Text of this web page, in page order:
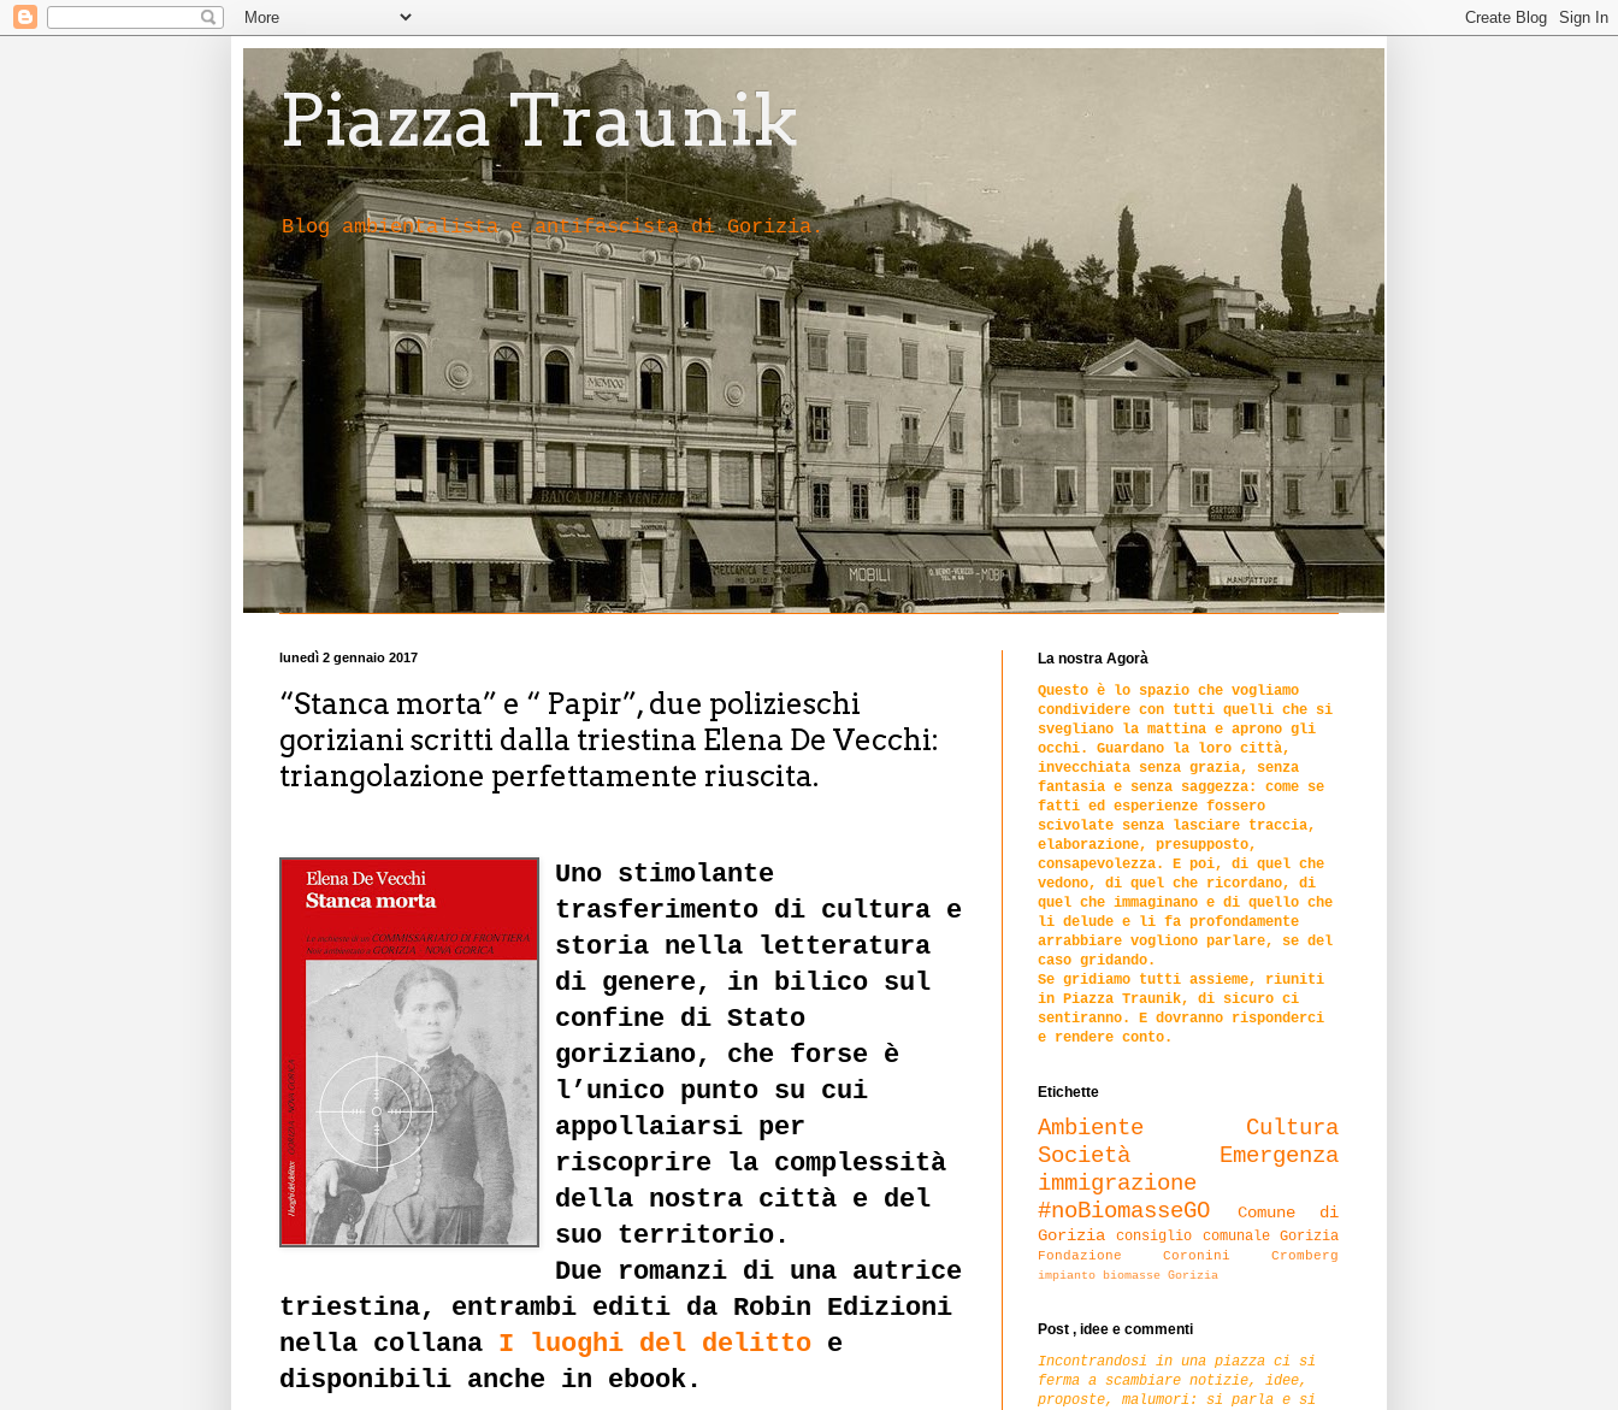
Piazza Traunik
Blog ambientalista e antifascista di Gorizia.
lunedì 2 gennaio 2017
“Stanca morta” e “ Papir”, due polizieschi
goriziani scritti dalla triestina Elena De Vecchi:
triangolazione perfettamente riuscita.
Uno stimolante
trasferimento di cultura e
storia nella letteratura
di genere, in bilico sul
confine di Stato
goriziano, che forse è
l’unico punto su cui
appollaiarsi per
riscoprire la complessità
della nostra città e del
suo territorio.
Due romanzi di una autrice
triestina, entrambi editi da Robin Edizioni
nella collana I luoghi del delitto e
disponibili anche in ebook.
La nostra Agorà
Questo è lo spazio che vogliamo
condividere con tutti quelli che si
svegliano la mattina e aprono gli
occhi. Guardano la loro città,
invecchiata senza grazia, senza
fantasia e senza saggezza: come se
fatti ed esperienze fossero
scivolate senza lasciare traccia,
elaborazione, presupposto,
consapevolezza. E poi, di quel che
vedono, di quel che ricordano, di
quel che immaginano e di quello che
li delude e li fa profondamente
arrabbiare vogliono parlare, se del
caso gridando.
Se gridiamo tutti assieme, riuniti
in Piazza Traunik, di sicuro ci
sentiranno. E dovranno risponderci
e rendere conto.
Etichette
Ambiente
Cultura
Società
Emergenza
immigrazione
#noBiomasseGO
Comune di
Gorizia
consiglio comunale Gorizia
Fondazione Coronini Cromberg
impianto biomasse Gorizia
Post , idee e commenti
Incontrandosi in una piazza ci si
ferma a scambiare notizie, idee,
proposte, malumori: si parla e si